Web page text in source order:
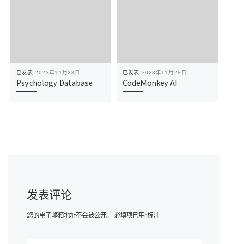
已发表 2023年11月28日
Psychology Database
已发表 2023年11月28日
CodeMonkey AI
发表评论
您的电子邮箱地址不会被公开。 必填项已用*标注